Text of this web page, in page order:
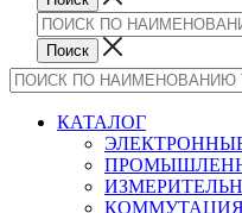
КАТАЛОГ